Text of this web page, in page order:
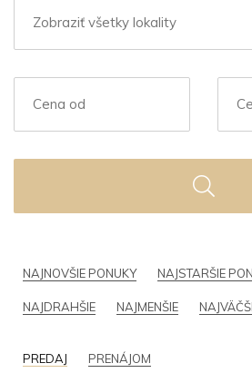
NAJNOVŠIE PONUKY NAJSTARŠIE
NAJDRAHŠIE NAJMENŠIE
PREDAJ PRENÁJOM